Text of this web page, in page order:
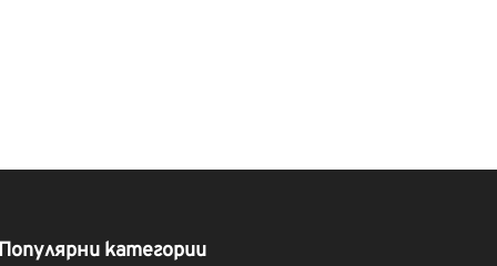
категории